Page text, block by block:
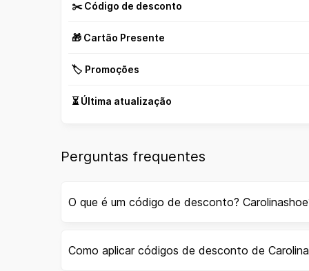
✂️ Código de desconto
🎁 Cartão Presente
🏷️ Promoções
⏳ Última atualização
Perguntas frequentes
O que é um código de desconto?
Como aplicar códigos de desconto de